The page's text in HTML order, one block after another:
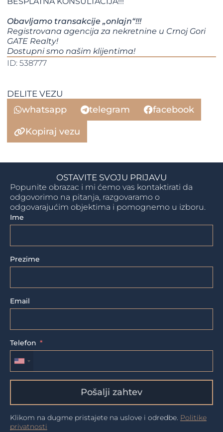
Obavljamo transakcije „onlajn“!!!
Registrovana agencija za nekretnine u Crnoj Gori
GATE Realty!
​​​​​​​Dostupni smo našim klijentima!​​​​​​​​​​​​​​
ID: 538777
DELITE VEZU
whatsapp telegram
facebook
Kopiraj vezu
OSTAVITE SVOJU PRIJAVU
Popunite obrazac i mi ćemo vas kontaktirati da
odgovorimo na pitanja, razgovaramo o
odgovarajućim objektima i pomognemo u izboru.
Ime
Prezime
Email
Telefon
Pošalji zahtev
Klikom na dugme pristajete na uslove i odredbe. Politike
privatnosti